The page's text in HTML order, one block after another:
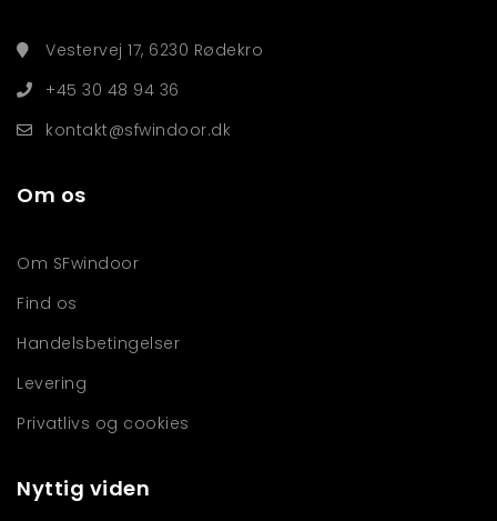
Vestervej 17, 6230 Rødekro
+45 30 48 94 36
kontakt@sfwindoor.dk
Om os
Om SFwindoor
Find os
Handelsbetingelser
Levering
Privatlivs og cookies
Nyttig viden